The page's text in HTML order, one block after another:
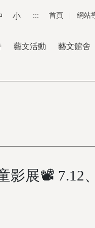
小 ::: 首頁 網站
藝文活動 藝文館舍
展📽 7.12